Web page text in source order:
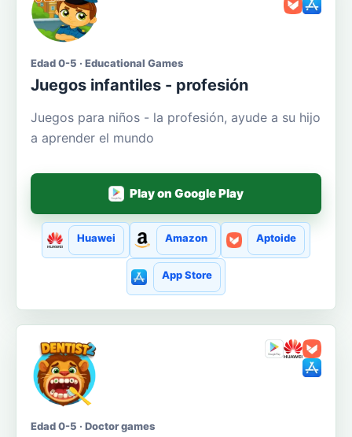
Edad 0-5 · Educational Games
Juegos infantiles - profesión
Juegos para niños - la profesión, ayude a su hijo
a aprender el mundo
Play on Google Play
Huawei Amazon Aptoide
App Store
Edad 0-5 · Doctor games